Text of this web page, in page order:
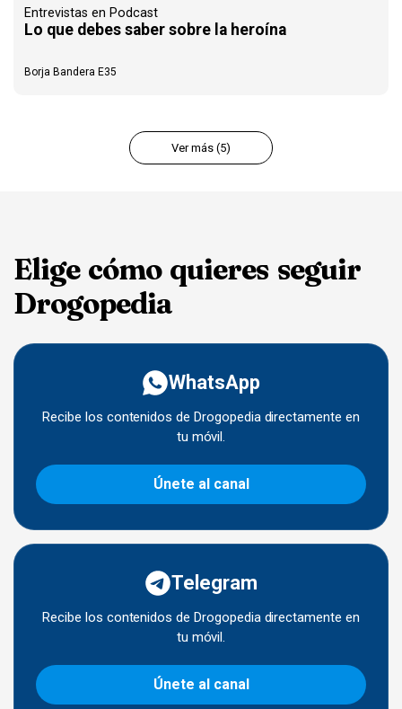
Entrevistas en Podcast
Lo que debes saber sobre la heroína
Borja Bandera E35
Ver más (5)
Elige cómo quieres seguir
Drogopedia
WhatsApp
Recibe los contenidos de Drogopedia directamente en
tu móvil.
Únete al canal
Telegram
Recibe los contenidos de Drogopedia directamente en
tu móvil.
Únete al canal